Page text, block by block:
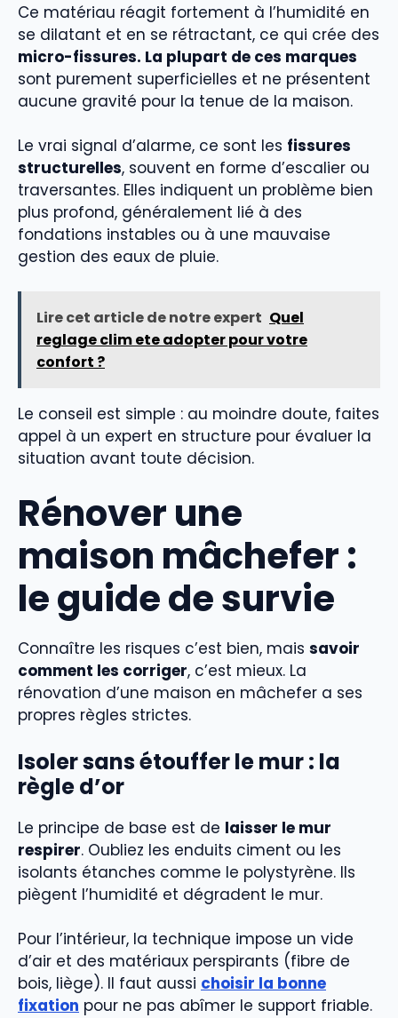
Ce matériau réagit fortement à l’humidité en
se dilatant et en se rétractant, ce qui crée des
micro-fissures. La plupart de ces marques
sont purement superficielles et ne présentent
aucune gravité pour la tenue de la maison.
Le vrai signal d’alarme, ce sont les fissures
structurelles, souvent en forme d’escalier ou
traversantes. Elles indiquent un problème bien
plus profond, généralement lié à des
fondations instables ou à une mauvaise
gestion des eaux de pluie.
Lire cet article de notre expert Quel
reglage clim ete adopter pour votre
confort ?
Le conseil est simple : au moindre doute, faites
appel à un expert en structure pour évaluer la
situation avant toute décision.
Rénover une
maison mâchefer :
le guide de survie
Connaître les risques c’est bien, mais savoir
comment les corriger, c’est mieux. La
rénovation d’une maison en mâchefer a ses
propres règles strictes.
Isoler sans étouffer le mur : la
règle d’or
Le principe de base est de laisser le mur
respirer. Oubliez les enduits ciment ou les
isolants étanches comme le polystyrène. Ils
piègent l’humidité et dégradent le mur.
Pour l’intérieur, la technique impose un vide
d’air et des matériaux perspirants (fibre de
bois, liège). Il faut aussi choisir la bonne
fixation pour ne pas abîmer le support friable.